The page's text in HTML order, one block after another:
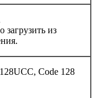
из
Code 128